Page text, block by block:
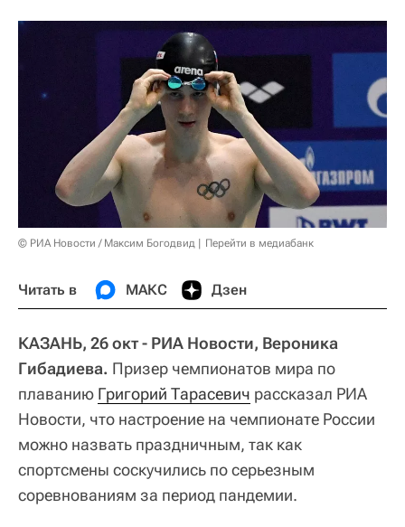
© РИА Новости / Максим Богодвид Перейти в медиабанк
Читать в МАКС Дзен
КАЗАНЬ, 26 окт - РИА Новости, Вероника
Гибадиева. Призер чемпионатов мира по
плаванию Григорий Тарасевич рассказал РИА
Новости, что настроение на чемпионате России
можно назвать праздничным, так как
спортсмены соскучились по серьезным
соревнованиям за период пандемии.